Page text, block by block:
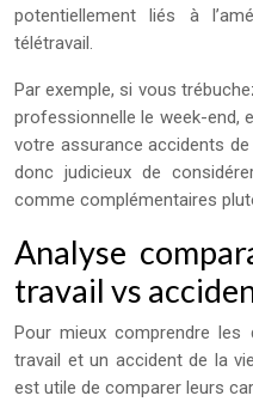
potentiellement liés à
télétravail.
Par exemple, si vous
professionnelle le week-end,
votre assurance accidents
donc judicieux de
comme complémentaires
Analyse
travail vs
Pour mieux comprendre
travail et un accident de la
est utile de comparer leurs